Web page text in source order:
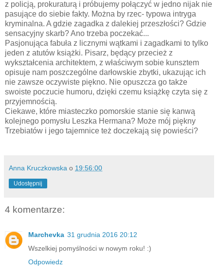
z policją, prokuraturą i próbujemy połączyć w jedno nijak nie
pasujące do siebie fakty. Można by rzec- typowa intryga
kryminalna. A gdzie zagadka z dalekiej przeszłości? Gdzie
sensacyjny skarb? Ano trzeba poczekać...
Pasjonująca fabuła z licznymi wątkami i zagadkami to tylko
jeden z atutów książki. Pisarz, będący przecież z
wykształcenia architektem, z właściwym sobie kunsztem
opisuje nam poszczególne darłowskie zbytki, ukazując ich
nie zawsze oczywiste piękno. Nie opuszcza go także
swoiste poczucie humoru, dzięki czemu książkę czyta się z
przyjemnością.
Ciekawe, które miasteczko pomorskie stanie się kanwą
kolejnego pomysłu Leszka Hermana? Może mój piękny
Trzebiatów i jego tajemnice też doczekają się powieści?
Anna Kruczkowska o 19:56:00
Udostępnij
4 komentarze:
Marchevka 31 grudnia 2016 20:12
Wszelkiej pomyślności w nowym roku! :)
Odpowiedz